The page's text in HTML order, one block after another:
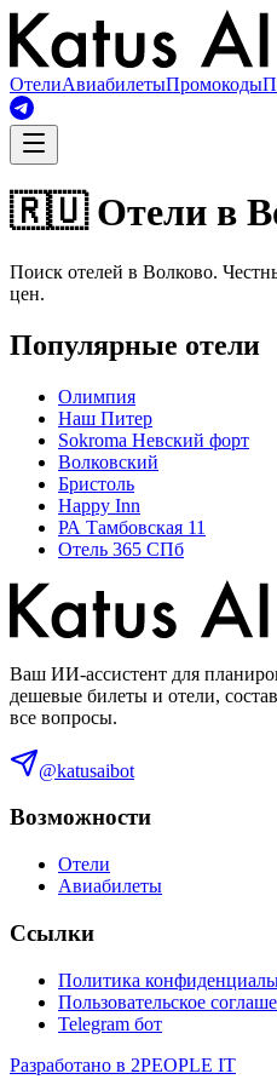
ОтелиАвиабилетыПромокоды
🇷🇺 Отели в
Поиск отелей в Волково.
цен.
Популярные отели
Олимпия
Наш Питер
Sokroma Невский форт
Волковский
Бристоль
Happy Inn
РА Тамбовская 11
Отель 365 СПб
Ваш ИИ-ассистент для
дешевые билеты и отели,
все вопросы.
@katusaibot
Возможности
Отели
Авиабилеты
Ссылки
Политика
Пользовательское
Telegram бот
Разработано в 2PEOPLE IT